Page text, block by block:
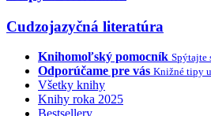
Cudzojazyčná literatúra
Knihomoľský pomocník Spýtajte
Odporúčame pre vás Knižné tipy
Všetky knihy
Knihy roka 2025